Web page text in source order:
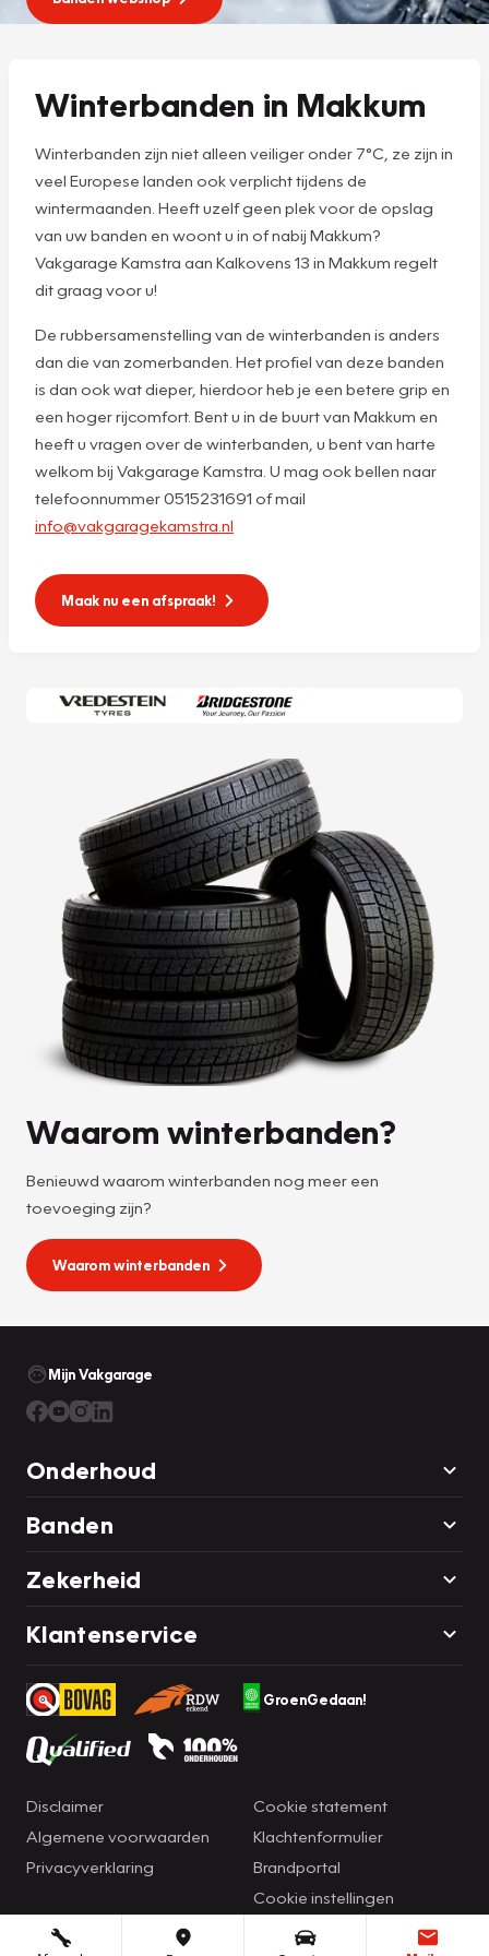
Winterbanden in Makkum
Winterbanden zijn niet alleen veiliger onder 7°C, ze zijn in
veel Europese landen ook verplicht tijdens de
wintermaanden. Heeft uzelf geen plek voor de opslag
van uw banden en woont u in of nabij Makkum?
Vakgarage Kamstra aan Kalkovens 13 in Makkum regelt
dit graag voor u!
De rubbersamenstelling van de winterbanden is anders
dan die van zomerbanden. Het profiel van deze banden
is dan ook wat dieper, hierdoor heb je een betere grip en
een hoger rijcomfort. Bent u in de buurt van Makkum en
heeft u vragen over de winterbanden, u bent van harte
welkom bij Vakgarage Kamstra. U mag ook bellen naar
telefoonnummer 0515231691 of mail
info@vakgaragekamstra.nl
Maak nu een afspraak!
Waarom winterbanden?
Benieuwd waarom winterbanden nog meer een
toevoeging zijn?
Waarom winterbanden
Mijn Vakgarage
Onderhoud
Banden
Zekerheid
Klantenservice
GroenGedaan!
Disclaimer
Algemene voorwaarden
Privacyverklaring
Cookie statement
Klachtenformulier
Brandportal
Cookie instellingen